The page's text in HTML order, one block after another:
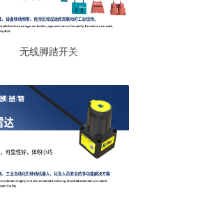
无线脚踏开关